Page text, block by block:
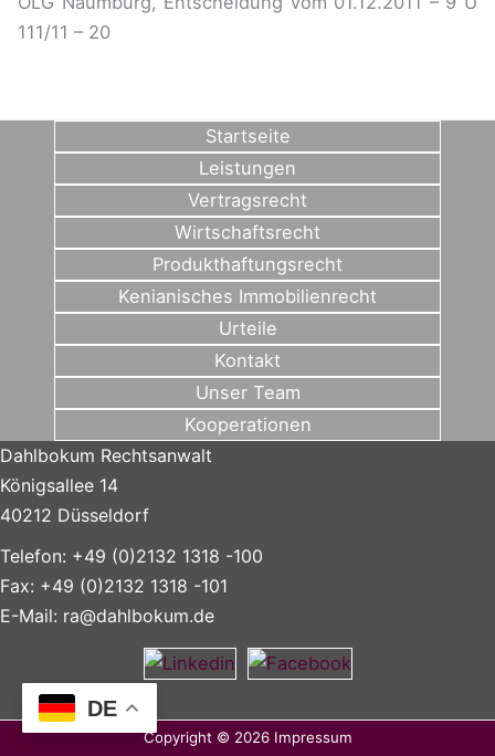
111/11 – 20
Startseite
Leistungen
Vertragsrecht
Wirtschaftsrecht
Produkthaftungsrecht
Kenianisches Immobilienrecht
Urteile
Kontakt
Unser Team
Kooperationen
Dahlbokum Rechtsanwalt
Königsallee 14
40212 Düsseldorf
Telefon: +49 (0)2132 1318 -100
Fax: +49 (0)2132 1318 -101
E-Mail: ra@dahlbokum.de
Copyright © 2026 Impressum
DE